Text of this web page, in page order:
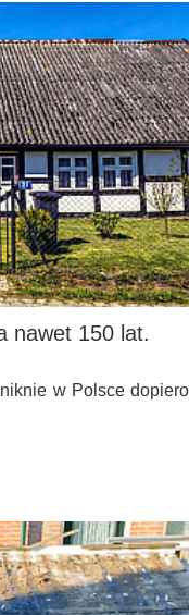
nawet 150 lat.
w Polsce dopiero